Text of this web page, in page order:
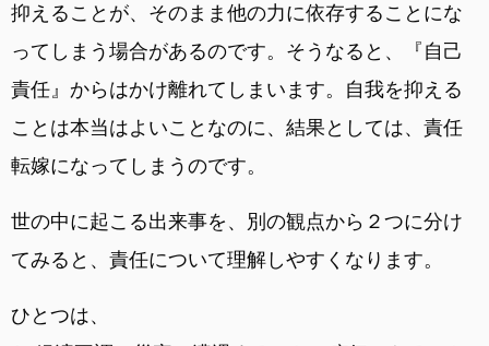
抑えることが、そのまま他の力に依存することにな
ってしまう場合があるのです。そうなると、『自己
責任』からはかけ離れてしまいます。自我を抑える
ことは本当はよいことなのに、結果としては、責任
転嫁になってしまうのです。
世の中に起こる出来事を、別の観点から２つに分け
てみると、責任について理解しやすくなります。
ひとつは、